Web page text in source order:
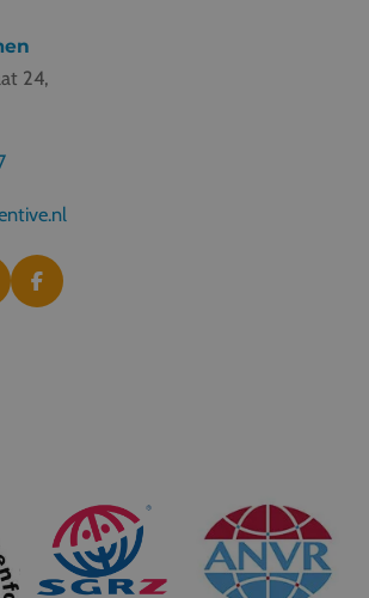
24,